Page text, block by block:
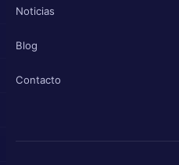
Noticias
Blog
Contacto